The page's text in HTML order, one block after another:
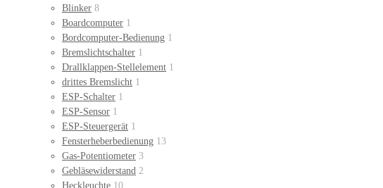
Blinker 8
Boardcomputer 1
Bordcomputer-Bedienung 1
Bremslichtschalter 1
Drallklappen-Stellelement 1
drittes Bremslicht 1
ESP-Schalter 1
ESP-Sensor 1
ESP-Steuergerät 1
Fensterheberbedienung 13
Gas-Potentiometer 3
Gebläsewiderstand 2
Heckleuchte 10